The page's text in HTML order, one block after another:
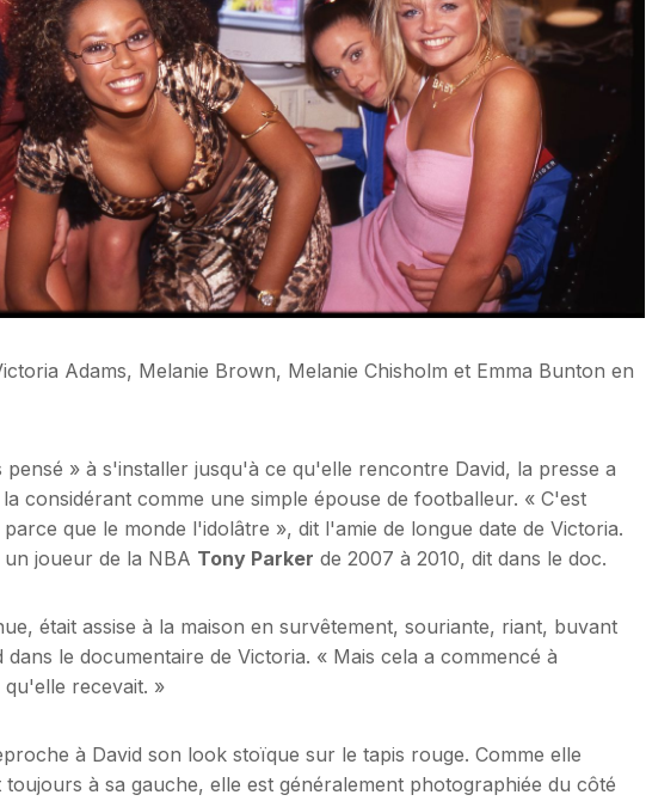
Adams, Melanie Brown, Melanie Chisholm et Emma Bunton en
pensé » à s'installer jusqu'à ce qu'elle rencontre David, la presse a
considérant comme une simple épouse de footballeur. « C'est
que le monde l'idolâtre », dit l'amie de longue date de Victoria.
un joueur de la NBA Tony Parker de 2007 à 2010, dit dans le doc.
était assise à la maison en survêtement, souriante, riant, buvant
le documentaire de Victoria. « Mais cela a commencé à
recevait. »
à David son look stoïque sur le tapis rouge. Comme elle
à sa gauche, elle est généralement photographiée du côté